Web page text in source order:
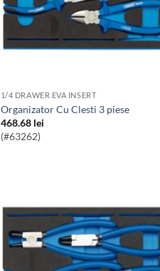
1/4 DRAWER EVA INSERT
Organizator Cu Clesti 3 piese
468.68 lei
(#63262)